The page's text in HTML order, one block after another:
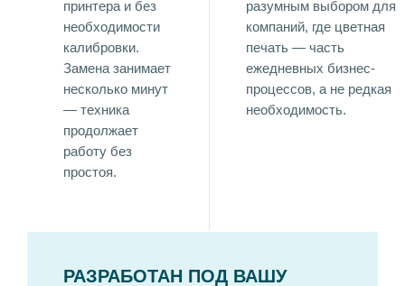
принтера и без
необходимости
калибровки.
Замена занимает
несколько минут
— техника
продолжает
работу без
простоя.
разумным выбором для
компаний, где цветная
печать — часть
ежедневных бизнес-
процессов, а не редкая
необходимость.
РАЗРАБОТАН ПОД ВАШУ